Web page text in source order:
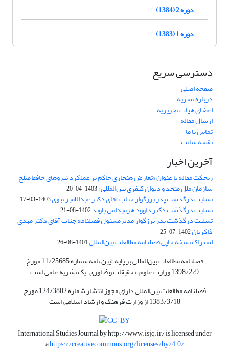
دوره 2 (1384)
دوره 1 (1383)
دسترسی سریع
صفحه اصلی
درباره نشریه
اعضای هیات تحریریه
ارسال مقاله
تماس با ما
نقشه سایت
آخرین اخبار
ریجکت مقاله با عنوان «تعارض هنجاری حاکم بر عملکرد نیروهای حافظ صلح
سازمان ملل متحد و دیوان کیفری بین‌المللی»1403-04-20
تسلیت درگذشت پدر بزرگوار جناب آقای دکتر عبدالامیر نبوی1403-03-17
تسلیت درگذشت دکتر داوود هرمیداس باوند1402-08-21
تسلیت درگذشت پدر برزگوار مدیرمسئول فصلنامه جناب آقای دکتر مهدی
ذاکریان1402-07-25
اشتراک نسخه چاپی فصلنامه مطالعات بین‌المللی1401-08-26
فصلنامه مطالعات بین‌المللی بر پایه آیین نامه شماره 11/25685 مورخ
1398/2/9 وزارت علوم، تحقیقات و فناوری، یک نشریه علمی است
فصلنامه مطالعات بین‌المللی دارای مجوز انتشار شماره 124/3802 مورخ
1383/3/18 از وزارت فرهنگ و ارشاد اسلامی است
International Studies Journal byhttp://www.isjq.ir/is licensed under
ahttps://creativecommons.org/licenses/by/4.0/